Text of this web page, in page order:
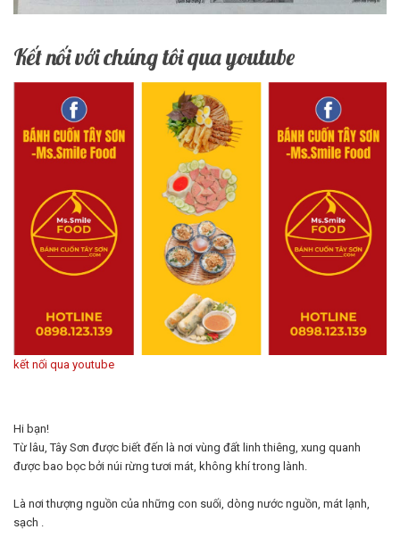
Kết nối với chúng tôi qua youtube
kết nối qua youtube
Hi bạn!
Từ lâu, Tây Sơn được biết đến là nơi vùng đất linh thiêng, xung quanh
được bao bọc bởi núi rừng tươi mát, không khí trong lành.
Là nơi thượng nguồn của những con suối, dòng nước nguồn, mát lạnh,
sạch .